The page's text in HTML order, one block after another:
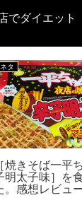
でダイエット
ネタ
［焼きそば一平
明太子味］を
。感想レビュ